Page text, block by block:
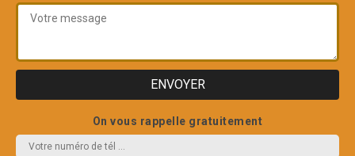
On vous rappelle gratuitement